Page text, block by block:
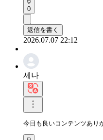
0
返信を書く
2026.07.07 22:12
세나
今日も良いコンテンツあり